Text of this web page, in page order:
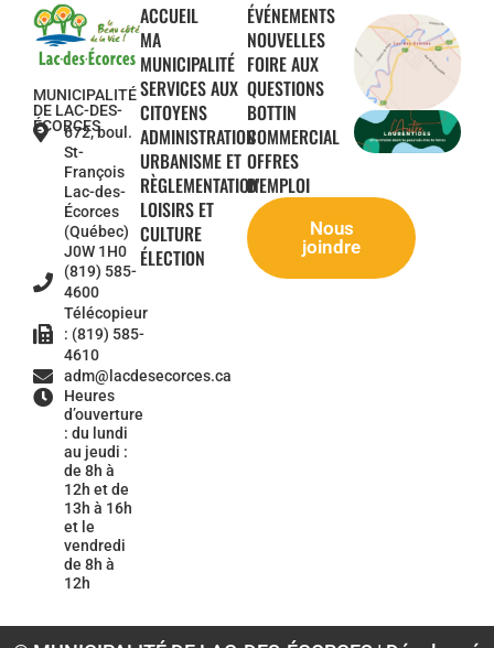
MUNICIPALITÉ
DE LAC-DES-
ÉCORCES
672, boul.
St-
François
Lac-des-
Écorces
(Québec)
J0W 1H0
(819) 585-
4600
Télécopieur
: (819) 585-
4610
adm@lacdesecorces.ca
Heures
d’ouverture
: du lundi
au jeudi :
de 8h à
12h et de
13h à 16h
et le
vendredi
de 8h à
12h
ACCUEIL
MA
MUNICIPALITÉ
SERVICES AUX
CITOYENS
ADMINISTRATION
URBANISME ET
RÈGLEMENTATION
LOISIRS ET
CULTURE
ÉLECTION
ÉVÉNEMENTS
NOUVELLES
FOIRE AUX
QUESTIONS
BOTTIN
COMMERCIAL
OFFRES
D'EMPLOI
Nous
joindre